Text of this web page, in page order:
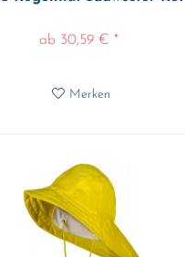
ab 30,59 € *
Merken